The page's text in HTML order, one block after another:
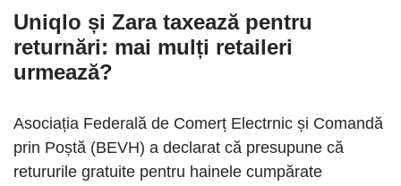
Uniqlo și Zara taxează pentru
returnări: mai mulți retaileri
urmează?
Asociația Federală de Comerț Electrnic și Comandă
prin Poștă (BEVH) a declarat că presupune că
retururile gratuite pentru hainele cumpărate